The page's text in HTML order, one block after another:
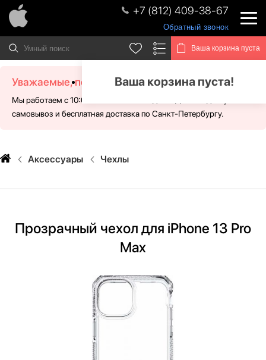
+7 (812) 409-38-67
Обратный звонок
Ваша корзина пуста
Ваша корзина пуста!
Уважаемые, посетители!
Мы работаем с 10:00 - 21:00 без выходных. Для Вас доступен
самовывоз и бесплатная доставка по Санкт-Петербургу.
Аксессуары Чехлы
Прозрачный чехол для iPhone 13 Pro
Max